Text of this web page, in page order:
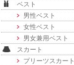
ベスト
男性ベスト
女性ベスト
男女兼用ベスト
スカート
プリーツスカート